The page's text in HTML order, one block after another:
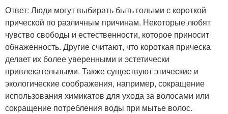
Ответ: Люди могут выбирать быть голыми с короткой
прической по различным причинам. Некоторые любят
чувство свободы и естественности, которое приносит
обнаженность. Другие считают, что короткая прическа
делает их более уверенными и эстетически
привлекательными. Также существуют этические и
экологические соображения, например, сокращение
использования химикатов для ухода за волосами или
сокращение потребления воды при мытье волос.